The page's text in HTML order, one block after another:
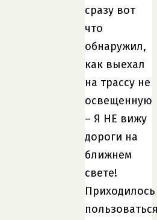
сразу вот
что
обнаружил,
как выехал
на трассу не
освещенную
– Я НЕ вижу
дороги на
ближнем
свете!
Приходилось